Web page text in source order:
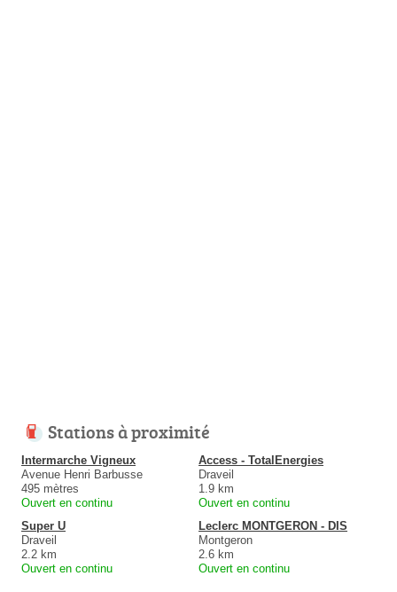
Stations à proximité
Intermarche Vigneux
Avenue Henri Barbusse
495 mètres
Ouvert en continu
Access - TotalEnergies
Draveil
1.9 km
Ouvert en continu
Super U
Draveil
2.2 km
Ouvert en continu
Leclerc MONTGERON - DIS
Montgeron
2.6 km
Ouvert en continu